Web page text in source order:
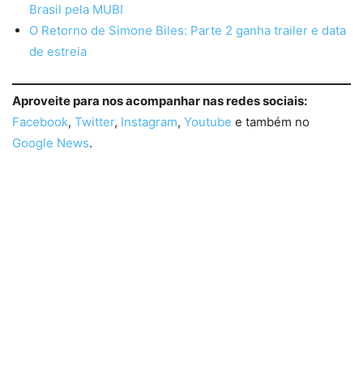
Brasil pela MUBI
O Retorno de Simone Biles: Parte 2 ganha trailer e data
de estreia
Aproveite para nos acompanhar nas redes sociais:
Facebook, Twitter, Instagram, Youtube e também no
Google News.